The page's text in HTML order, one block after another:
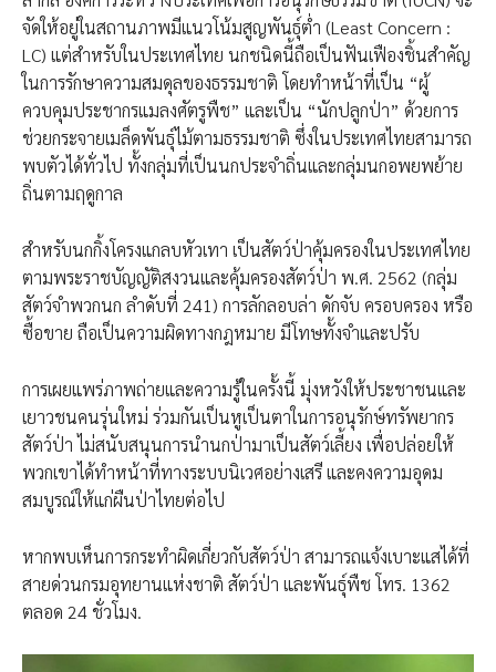
จัดให้อยู่ในสถานภาพมีแนวโน้มสูญพันธุ์ต่ำ (Least Concern :
LC) แต่สำหรับในประเทศไทย นกชนิดนี้ถือเป็นฟันเฟืองชิ้นสำคัญ
ในการรักษาความสมดุลของธรรมชาติ โดยทำหน้าที่เป็น “ผู้
ควบคุมประชากรแมลงศัตรูพืช” และเป็น “นักปลูกป่า” ด้วยการ
ช่วยกระจายเมล็ดพันธุ์ไม้ตามธรรมชาติ ซึ่งในประเทศไทยสามารถ
พบตัวได้ทั่วไป ทั้งกลุ่มที่เป็นนกประจำถิ่นและกลุ่มนกอพยพย้าย
ถิ่นตามฤดูกาล
สำหรับนกกิ้งโครงแกลบหัวเทา เป็นสัตว์ป่าคุ้มครองในประเทศไทย
ตามพระราชบัญญัติสงวนและคุ้มครองสัตว์ป่า พ.ศ. 2562 (กลุ่ม
สัตว์จำพวกนก ลำดับที่ 241) การลักลอบล่า ดักจับ ครอบครอง หรือ
ซื้อขาย ถือเป็นความผิดทางกฎหมาย มีโทษทั้งจำและปรับ
การเผยแพร่ภาพถ่ายและความรู้ในครั้งนี้ มุ่งหวังให้ประชาชนและ
เยาวชนคนรุ่นใหม่ ร่วมกันเป็นหูเป็นตาในการอนุรักษ์ทรัพยากร
สัตว์ป่า ไม่สนับสนุนการนำนกป่ามาเป็นสัตว์เลี้ยง เพื่อปล่อยให้
พวกเขาได้ทำหน้าที่ทางระบบนิเวศอย่างเสรี และคงความอุดม
สมบูรณ์ให้แก่ผืนป่าไทยต่อไป
หากพบเห็นการกระทำผิดเกี่ยวกับสัตว์ป่า สามารถแจ้งเบาะแสได้ที่
สายด่วนกรมอุทยานแห่งชาติ สัตว์ป่า และพันธุ์พืช โทร. 1362
ตลอด 24 ชั่วโมง.